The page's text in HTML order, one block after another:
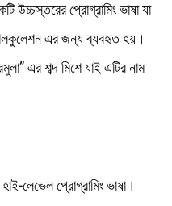
প্রোগ্রামিং ভাষা যা
এর জন্য ব্যবহৃত হয়।
এর শব্দ মিশে যাই এটির নাম
লেভেল প্রোগ্রামিং ভাষা।